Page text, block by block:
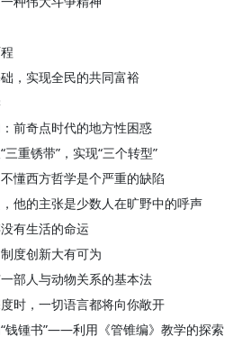
，实现全民的共同富裕
前奇点时代的地方性困惑
重锈带”，实现“三个转型”
懂西方哲学是个严重的缺陷
他的主张是少数人在旷野中的呼声
有生活的命运
度创新大有可为
部人与动物关系的基本法
时，一切语言都将向你敞开
钱锺书”——利用《管锥编》教学的探索